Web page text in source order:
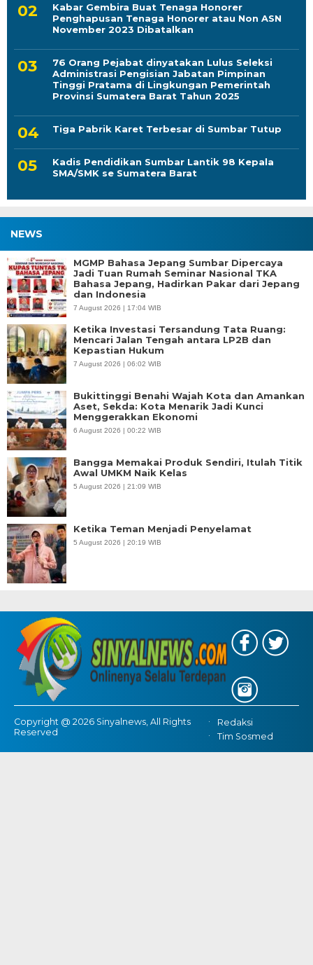
Kabar Gembira Buat Tenaga Honorer
Penghapusan Tenaga Honorer atau Non ASN
November 2023 Dibatalkan
76 Orang Pejabat dinyatakan Lulus Seleksi
Administrasi Pengisian Jabatan Pimpinan
Tinggi Pratama di Lingkungan Pemerintah
Provinsi Sumatera Barat Tahun 2025
Tiga Pabrik Karet Terbesar di Sumbar Tutup
Kadis Pendidikan Sumbar Lantik 98 Kepala
SMA/SMK se Sumatera Barat
NEWS
MGMP Bahasa Jepang Sumbar Dipercaya
Jadi Tuan Rumah Seminar Nasional TKA
Bahasa Jepang, Hadirkan Pakar dari Jepang
dan Indonesia
7 August 2026 | 17:04 WIB
Ketika Investasi Tersandung Tata Ruang:
Mencari Jalan Tengah antara LP2B dan
Kepastian Hukum
7 August 2026 | 06:02 WIB
Bukittinggi Benahi Wajah Kota dan Amankan
Aset, Sekda: Kota Menarik Jadi Kunci
Menggerakkan Ekonomi
6 August 2026 | 00:22 WIB
Bangga Memakai Produk Sendiri, Itulah Titik
Awal UMKM Naik Kelas
5 August 2026 | 21:09 WIB
Ketika Teman Menjadi Penyelamat
5 August 2026 | 20:19 WIB
Copyright @ 2026 Sinyalnews, All Rights
Reserved
Redaksi
Tim Sosmed